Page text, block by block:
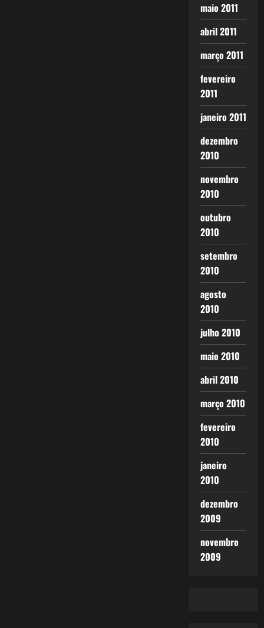
maio 2011
abril 2011
março 2011
fevereiro
2011
janeiro 2011
dezembro
2010
novembro
2010
outubro
2010
setembro
2010
agosto
2010
julho 2010
maio 2010
abril 2010
março 2010
fevereiro
2010
janeiro
2010
dezembro
2009
novembro
2009